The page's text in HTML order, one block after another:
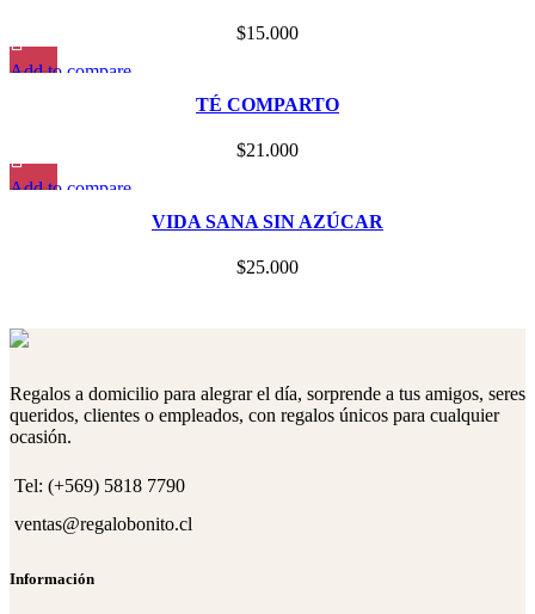
$15.000
Add to compare
TÉ COMPARTO
$21.000
Add to compare
VIDA SANA SIN AZÚCAR
$25.000
Regalos a domicilio para alegrar el día, sorprende a tus amigos, seres
queridos, clientes o empleados, con regalos únicos para cualquier
ocasión.
Tel: (+569) 5818 7790
ventas@regalobonito.cl
Información